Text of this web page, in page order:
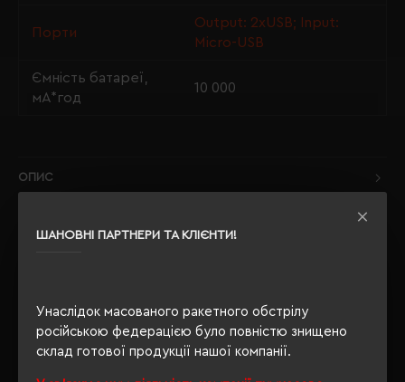
ШАНОВНІ ПАРТНЕРИ ТА КЛІЄНТИ!
Унаслідок масованого ракетного обстрілу
російською федерацією було повністю знищено
склад готової продукції нашої компанії.
Порти
Output: 2xUSB; Input:
Micro-USB
Ємність батареї,
мА*год
10 000
ОПИС
РЕКОМЕНДУЄМО